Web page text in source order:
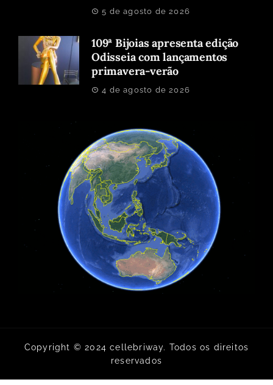
5 de agosto de 2026
109ª Bijoias apresenta edição
Odisseia com lançamentos
primavera-verão
4 de agosto de 2026
Copyright © 2024 cellebriway. Todos os direitos
reservados